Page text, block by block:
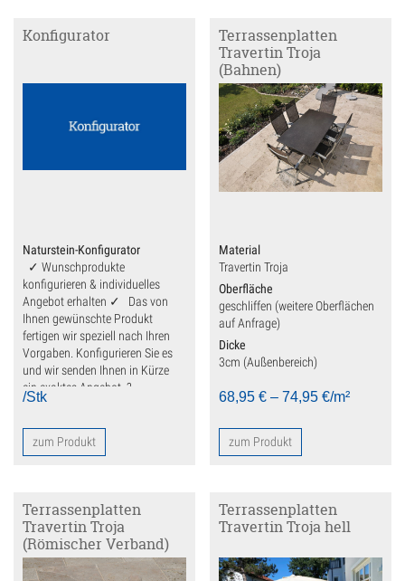
Sandstein
Fensterbank
Findlinge
Gartenmöbel
Gartenplatten
Sandstein
Gehwegplatten
Kamin
Konfigurator
Naturstein-Konfigurator
✓ Wunschprodukte
konfigurieren & individuelles
Angebot erhalten ✓ Das von
Ihnen gewünschte Produkt
fertigen wir speziell nach Ihren
Vorgaben. Konfigurieren Sie es
und wir senden Ihnen in Kürze
ein exaktes Angebot. ?
/Stk
zum Produkt
Terrassenplatten
Travertin Troja
(Bahnen)
Material
Travertin Troja
Oberfläche
geschliffen (weitere Oberflächen
auf Anfrage)
Dicke
3cm (Außenbereich)
68,95€ –74,95€/m²
zum Produkt
Terrassenplatten
Travertin Troja
(Römischer Verband)
Terrassenplatten
Travertin Troja hell